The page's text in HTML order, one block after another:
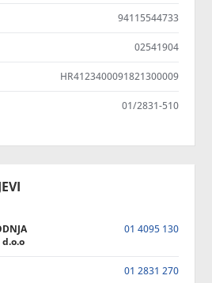
94115544733
02541904
HR4123400091821300009
01/2831-510
d.o.o
01 4095 130
01 2831 270